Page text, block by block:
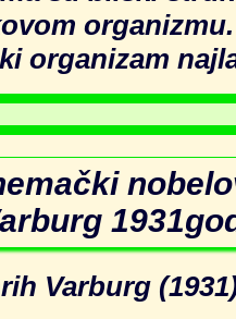
organizam
Varburg